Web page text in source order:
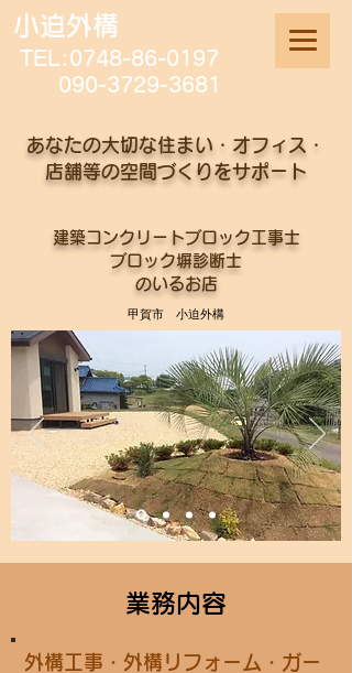
小迫外構
TEL: 0748-86-0197
090-3729-3681
あなたの大切な住まい・オフィス・
店舗等の空間づくりをサポート
建築コンクリートブロック工事士
ブロック塀診断士
のいるお店
甲賀市 小迫外構
業務内容
外構工事・外構リフォーム・ガー